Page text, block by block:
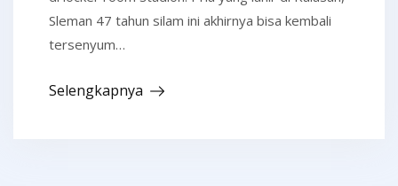
Sleman 47 tahun silam ini akhirnya bisa kembali
tersenyum…
Selengkapnya